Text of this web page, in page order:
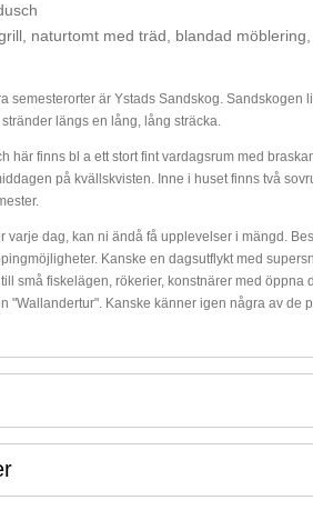
naturtomt med träd, blandad
semesterorter är Ystads Sandskog. Sandskogen
längs en lång, lång sträcka.
här finns bl a ett stort fint vardagsrum med
på kvällskvisten. Inne i huset finns två
varje dag, kan ni ändå få upplevelser i mängd.
Kanske en dagsutflykt med
små fiskelägen, rökerier, konstnärer med öppna
"Wallandertur". Kanske känner igen några av de